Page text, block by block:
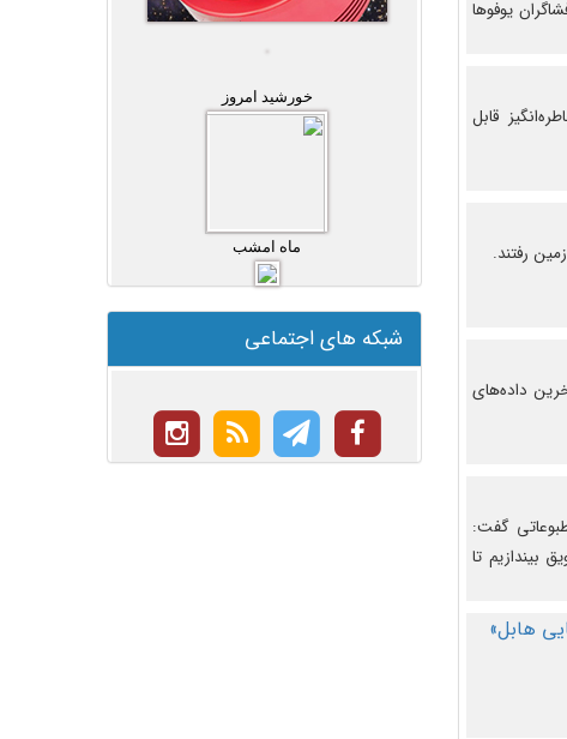
یوفوها
قابل
داده‌های
گفت:
بیندازیم تا
هابل»
خورشید امروز
ماه امشب
شبکه های اجتماعی